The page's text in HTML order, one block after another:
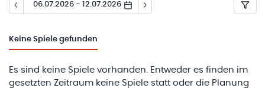
06.07.2026 - 12.07.2026
Keine Spiele gefunden
Es sind keine Spiele vorhanden. Entweder es finden im
gesetzten Zeitraum keine Spiele statt oder die Planung